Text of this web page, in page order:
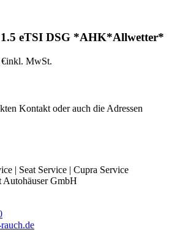
eTSI DSG *AHK*Allwetter*
inkl. MwSt.
Kontakt oder auch die Adressen
| Seat Service | Cupra Service
Autohäuser GmbH